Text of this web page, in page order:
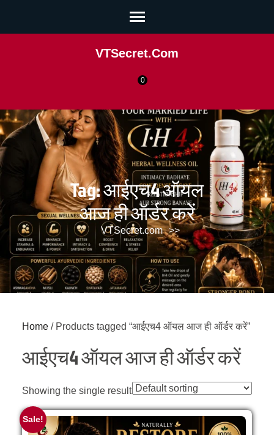
VTSecret.com
0
Tag:आईएच4 ऑयल
आज ही ऑर्डर करें
VTSecret.com >>
Home / Products tagged “आईएच4 ऑयल आज ही ऑर्डर करें”
आईएच4 ऑयल आज ही ऑर्डर करें
Showing the single result
Sale!